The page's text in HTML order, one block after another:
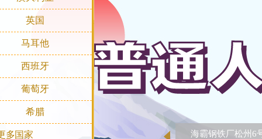
英国
马耳他
西班牙
葡萄牙
希腊
多国家 海霸钢铁厂松州6